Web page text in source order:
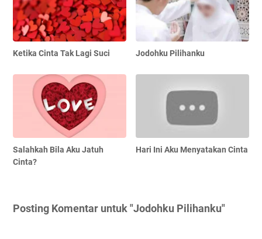
Ketika Cinta Tak Lagi Suci Jodohku Pilihanku
Salahkah Bila Aku Jatuh
Cinta?
Hari Ini Aku Menyatakan Cinta
Posting Komentar untuk "Jodohku Pilihanku"